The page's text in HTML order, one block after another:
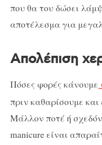
που θα του δώσει
αποτέλεσμα για
Απολέπιση
Πόσες φορές κάνουμε
πριν καθαρίσουμε
Μάλλον ποτέ ή
manicure είναι